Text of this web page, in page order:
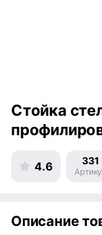
Стойка
4.6 331
Описание